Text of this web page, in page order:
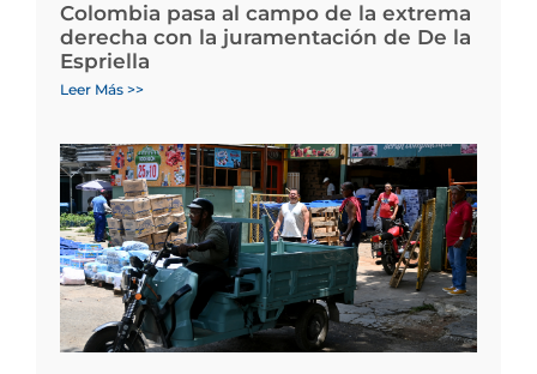
Colombia pasa al campo de la extrema
derecha con la juramentación de De la
Espriella
Leer Más >>